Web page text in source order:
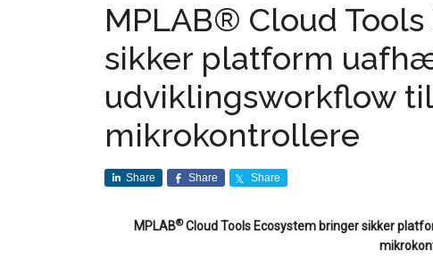
MPLAB® Cloud
sikker platform
udviklingsworkflow
mikrokontrollere
Share Share Share
MPLAB®Cloud Tools Ecosystem bringer sikker